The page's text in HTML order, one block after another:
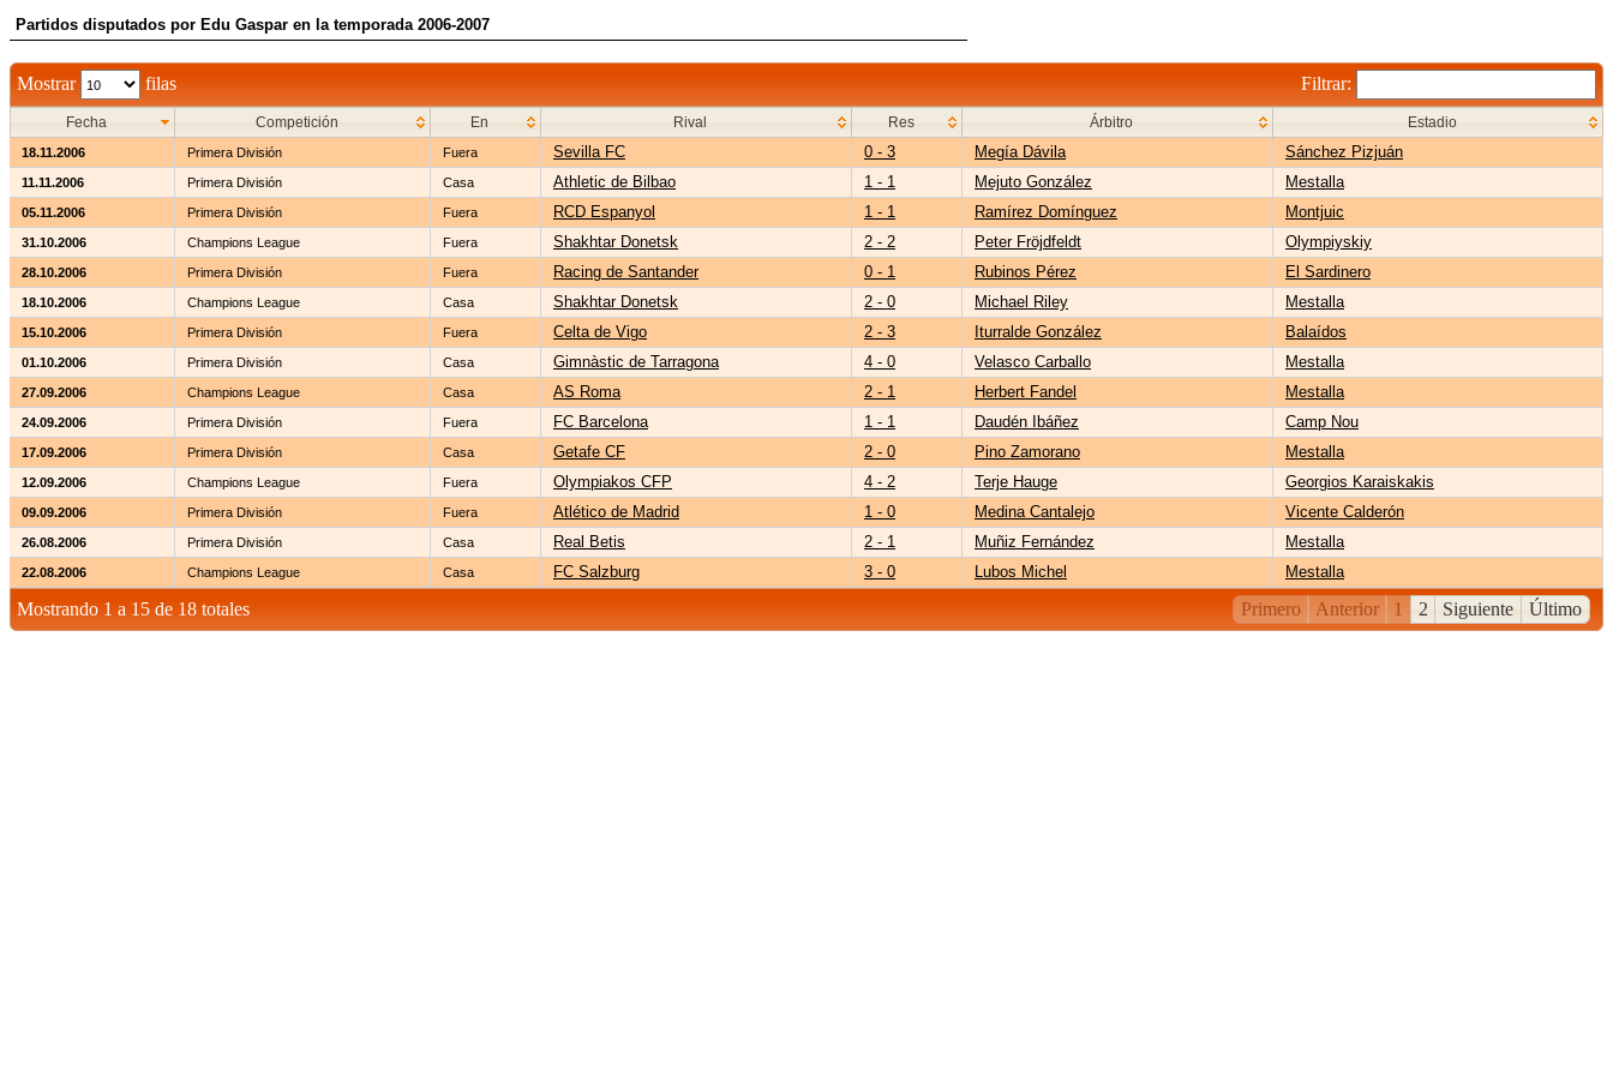
Partidos disputados por Edu Gaspar en la temporada 2006-2007
Mostrar filas Filtrar:
Fecha Competición En Rival Res Árbitro Estadio
18.11.2006 Primera División Fuera Sevilla FC 0 - 3 Megía Dávila Sánchez Pizjuán
11.11.2006 Primera División Casa Athletic de Bilbao 1 - 1 Mejuto González Mestalla
05.11.2006 Primera División Fuera RCD Espanyol 1 - 1 Ramírez Domínguez Montjuic
31.10.2006 Champions League Fuera Shakhtar Donetsk 2 - 2 Peter Fröjdfeldt Olympiyskiy
28.10.2006 Primera División Fuera Racing de Santander 0 - 1 Rubinos Pérez El Sardinero
18.10.2006 Champions League Casa Shakhtar Donetsk 2 - 0 Michael Riley Mestalla
15.10.2006 Primera División Fuera Celta de Vigo 2 - 3 Iturralde González Balaídos
01.10.2006 Primera División Casa Gimnàstic de Tarragona 4 - 0 Velasco Carballo Mestalla
27.09.2006 Champions League Casa AS Roma 2 - 1 Herbert Fandel Mestalla
24.09.2006 Primera División Fuera FC Barcelona 1 - 1 Daudén Ibáñez Camp Nou
17.09.2006 Primera División Casa Getafe CF 2 - 0 Pino Zamorano Mestalla
12.09.2006 Champions League Fuera Olympiakos CFP 4 - 2 Terje Hauge Georgios Karaiskakis
09.09.2006 Primera División Fuera Atlético de Madrid 1 - 0 Medina Cantalejo Vicente Calderón
26.08.2006 Primera División Casa Real Betis 2 - 1 Muñiz Fernández Mestalla
22.08.2006 Champions League Casa FC Salzburg 3 - 0 Lubos Michel Mestalla
Mostrando 1 a 15 de 18 totales Primero Anterior 1 2 Siguiente Último